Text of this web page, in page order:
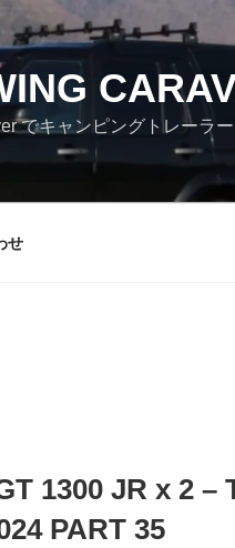
でキャンピングトレーラ
せ
1300 JR x 2 –
PART 35